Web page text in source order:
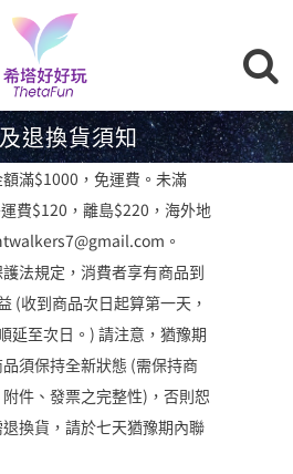
退換貨須知
滿$1000，免運費。未滿
費$120，離島$220，海外地
。
法規定，消費者享有商品到
(收到商品次日起算第一天，
延至次日。) 請注意，猶豫期
須保持全新狀態 (需保持商
件、發票之完整性)，否則恕
換貨，請於七天猶豫期內聯